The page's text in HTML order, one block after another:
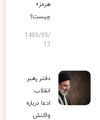
هرمز»
چیست؟
1405/05/
13
دفتر رهبر
انقلاب:
ادعا درباره
واکنش